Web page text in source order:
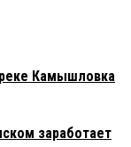
Камышловка
заработает